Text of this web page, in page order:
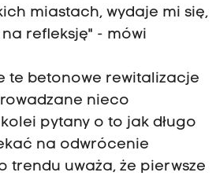
miastach, wydaje mi się,
na refleksję" - mówi
te betonowe rewitalizacje
nieco
pytany o to jak długo
na odwrócenie
trendu uważa, że pierwsze